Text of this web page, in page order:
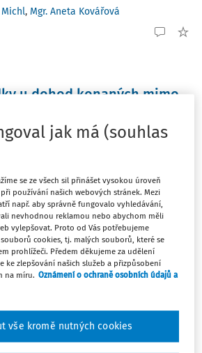
Michl, Mgr. Aneta Kovářová
u dohod konaných mimo
dohod konaných mimo pracovní
novely zákona č. 373/2011 Sb., o
službách, ve znění pozdějších
č. 373/2011 Sb.“) v roce 2025
změn.
Mgr. Aneta Kovářová
účinnosti novela vyhlášky č. 79/2013
jak má (souhlas
se ze všech sil přinášet vysokou úroveň
používání našich webových stránek. Mezi
např. aby správně fungovalo vyhledávání,
nevhodnou reklamou nebo abychom měli
vylepšovat. Proto od Vás potřebujeme
cookies, tj. malých souborů, které se
prohlížeči. Předem děkujeme za udělení
ke zlepšování našich služeb a přizpůsobení
na míru. Oznámení o ochraně osobních údajů a
vše kromě nutných cookies